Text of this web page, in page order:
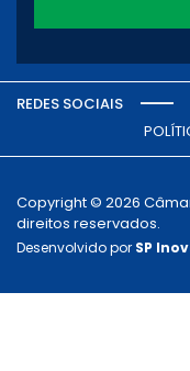
REDES SOCIAIS
Copyright © 2026
direitos reservados.
Desenvolvido por SP